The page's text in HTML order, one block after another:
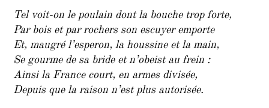
Tel voit-on le poulain dont la bouche trop forte,
Par bois et par rochers son escuyer emporte
Et, maugré l’esperon, la houssine et la main,
Se gourme de sa bride et n’obeist au frein :
Ainsi la France court, en armes divisée,
Depuis que la raison n’est plus autorisée.